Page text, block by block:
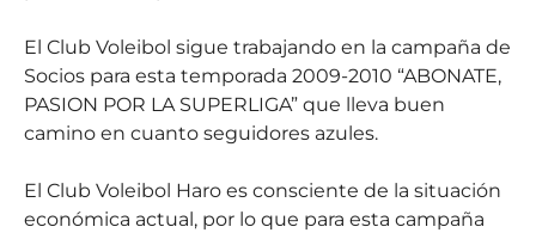
El Club Voleibol sigue trabajando en la campaña de
Socios para esta temporada 2009-2010 “ABONATE,
PASION POR LA SUPERLIGA” que lleva buen
camino en cuanto seguidores azules.
El Club Voleibol Haro es consciente de la situación
económica actual, por lo que para esta campaña